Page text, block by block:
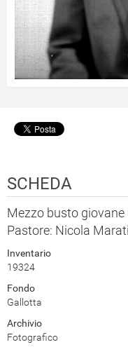
SCHEDA
Mezzo busto
Pastore: Nicola
Inventario
19324
Fondo
Gallotta
Archivio
Fotografico